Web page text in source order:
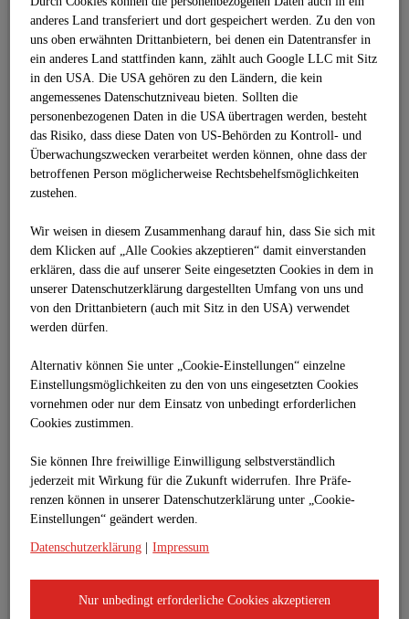
Baustoffe
Kanalbau
Rohrleitungs- und Anlagenbau
Flugbetriebsflächen
Tankstellenbau
Gussasphalt
Sonderbau
Abdichtungstechnik
Industriefußböden
Sport- und Freizeitanlagen
Teststrecken
Öffentlich-Private-Partnerschaften - ÖPP
INNOVATIONEN
Überblick
Bausysteme und Bauprodukte
Maschinen und Technik
LEAN.Construction
Forschungsprojekte
Kompetenzzentrum BIM Deutschland
3D-Mapping-Services
Landesinitiative Qualitäts-Straßenbau
Baden-Württemberg 4.0 (QSBW 4.0)
Das Beton-Tool Betty
Idee
Strategie
Grundsätze
Module
Vertragsmodelle
Vorteile
PRESSE
Newsroom
PR-Kontakt
anderes Land transferiert und dort gespeichert werden. Zu den von
uns oben erwähnten Drittanbietern, bei denen ein Datentransfer in
ein anderes Land stattfinden kann, zählt auch Google LLC mit Sitz
in den USA. Die USA gehören zu den Ländern, die kein
angemessenes Datenschutzniveau bieten. Sollten die
personenbezogenen Daten in die USA übertragen werden, besteht
das Risiko, dass diese Daten von US-Behörden zu Kontroll- und
Überwachungszwecken verarbeitet werden können, ohne dass der
betroffenen Person möglicherweise Rechtsbehelfsmöglichkeiten
zustehen.
Wir weisen in diesem Zusammenhang darauf hin, dass Sie sich mit
dem Klicken auf „Alle Cookies akzeptieren“ damit ein­ver­standen
erklären, dass die auf unserer Seite eingesetzten Cookies in dem in
unserer Datenschutzerklärung dargestellten Umfang von uns und
von den Drittanbietern (auch mit Sitz in den USA) verwendet
werden dürfen.
Alternativ können Sie unter „Cookie-Einstellungen“ einzelne
Einstellungsmöglichkeiten zu den von uns eingesetzten Cookies
vornehmen oder nur dem Einsatz von unbedingt erforderlichen
Cookies zustimmen.
Sie können Ihre freiwillige Einwilligung selbstverständlich
jederzeit mit Wirkung für die Zukunft widerrufen. Ihre Prä­fe­
renzen können in unserer Datenschutzerklärung unter „Cookie-
Einstellungen“ geändert werden.
Datenschutzerklärung | Impressum
Nur unbedingt erforderliche Cookies akzeptieren